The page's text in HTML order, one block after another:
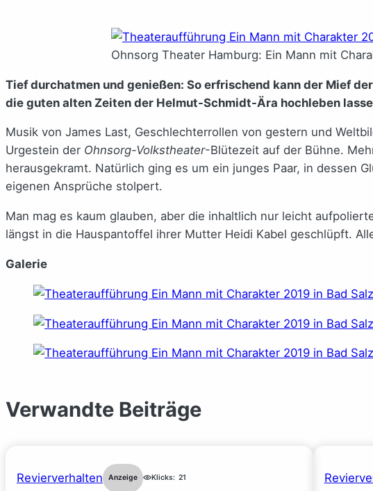
Ohnsorg Theater Hamburg: Ein Mann mit
Tief durchatmen und genießen: So erfrischend kann der Mief
die guten alten Zeiten der Helmut-Schmidt-Ära hochleben
Musik von James Last, Geschlechterrollen von gestern und
Urgestein der Ohnsorg-Volkstheater-Blütezeit auf der Bühne.
herausgekramt. Natürlich ging es um ein junges Paar, in dessen
eigenen Ansprüche stolpert.
Man mag es kaum glauben, aber die inhaltlich nur leicht
längst in die Hauspantoffel ihrer Mutter Heidi Kabel geschlüpft.
Galerie
Verwandte Beiträge
Revierverhalten Anzeige Klicks: 21